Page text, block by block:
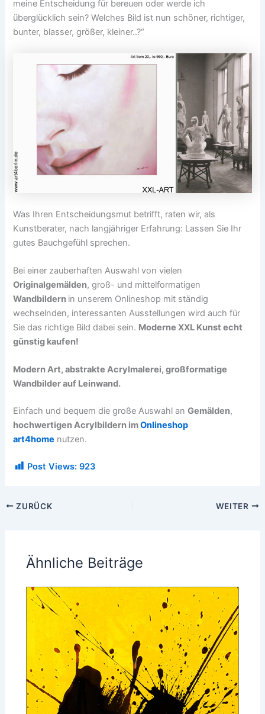
meine Entscheidung für bereuen oder werde ich
überglücklich sein? Welches Bild ist nun schöner, richtiger,
bunter, blasser, größer, kleiner..?“
Was Ihren Entscheidungsmut betrifft, raten wir, als
Kunstberater, nach langjähriger Erfahrung: Lassen Sie Ihr
gutes Bauchgefühl sprechen.
Bei einer zauberhaften Auswahl von vielen
Originalgemälden, groß- und mittelformatigen
Wandbildern in unserem Onlineshop mit ständig
wechselnden, interessanten Ausstellungen wird auch für
Sie das richtige Bild dabei sein. Moderne XXL Kunst echt
günstig kaufen!
Modern Art, abstrakte Acrylmalerei, großformatige
Wandbilder auf Leinwand.
Einfach und bequem die große Auswahl anGemälden,
hochwertigen Acrylbildern imOnlineshop
art4home nutzen.
Post Views: 923
ZURÜCK WEITER
Ähnliche Beiträge